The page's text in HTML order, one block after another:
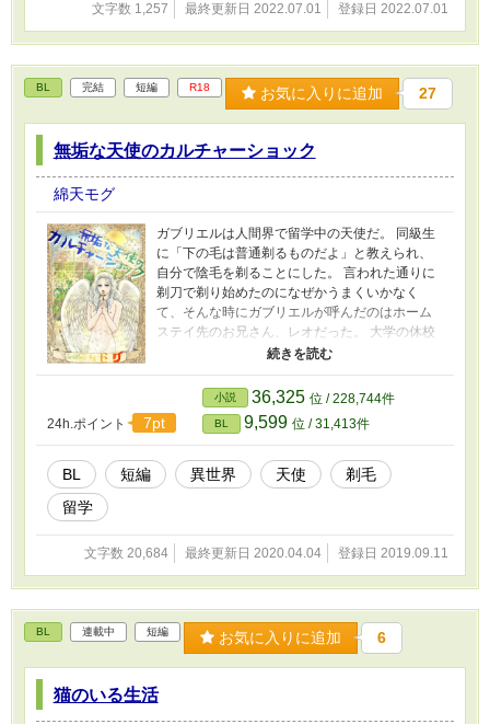
文字数 1,257 最終更新日 2022.07.01 登録日 2022.07.01
BL 完結 短編 R18 お気に入りに追加 27
無垢な天使のカルチャーショック
綿天モグ
ガブリエルは人間界で留学中の天使だ。 同級生
に「下の毛は普通剃るものだよ」と教えられ、
自分で陰毛を剃ることにした。 言われた通りに
剃刀で剃り始めたのになぜかうまくいかなく
て、そんな時にガブリエルが呼んだのはホーム
ステイ先のお兄さん、レオだった。 大学の休校
日をのんびりと過ごしていたレオは目の前でと
んでもないことを言い出した真っ裸の天使に戸
惑いながら剃刀を手にする。しかし、レオは理
性の限界が刻々と迫っているのを感じ出した。
夕凪さま(https://fujossy.jp/users/yuunagi/mine)
の🎼やみつき、夏の(パイ)パン祭り♬︎♡の参加作
品です。 表紙は松本コウさま
（https://fujossy.jp/users/681fff1b7e79cc/mine）
24h.ポイント 7pt
小説 36,325 位 / 228,744件
BL 9,599 位 / 31,413件
BL 短編 異世界 天使
剃毛
留学
文字数 20,684 最終更新日 2020.04.04 登録日 2019.09.11
BL 連載中 短編 お気に入りに追加 6
猫のいる生活